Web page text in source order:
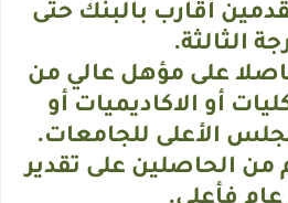
أقارب بالبنك حتى
الثالثة.
على مؤهل عالي من
أو الاكاديميات أو
الأعلى للجامعات.
من الحاصلين على تقدير